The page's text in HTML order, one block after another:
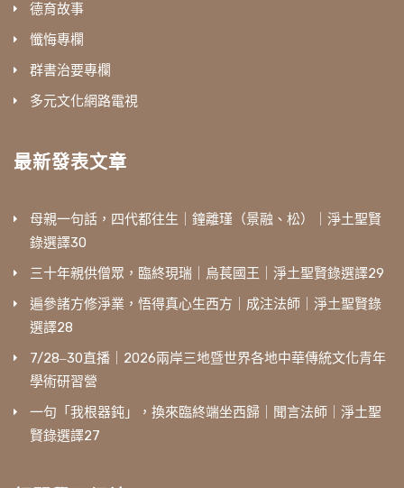
德育故事
懺悔專欄
群書治要專欄
多元文化網路電視
最新發表文章
母親一句話，四代都往生｜鐘離瑾（景融、松）｜淨土聖賢
錄選譯30
三十年親供僧眾，臨終現瑞｜烏萇國王｜淨土聖賢錄選譯29
遍參諸方修淨業，悟得真心生西方｜成注法師｜淨土聖賢錄
選譯28
7/28‒30直播｜2026兩岸三地暨世界各地中華傳統文化青年
學術研習營
一句「我根器鈍」，換來臨終端坐西歸｜聞言法師｜淨土聖
賢錄選譯27